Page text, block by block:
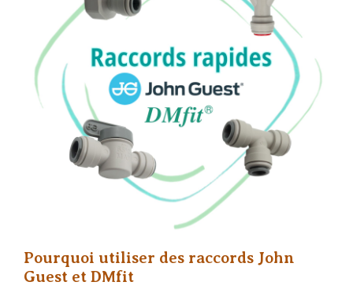
Pourquoi utiliser des raccords John
Guest et DMfit